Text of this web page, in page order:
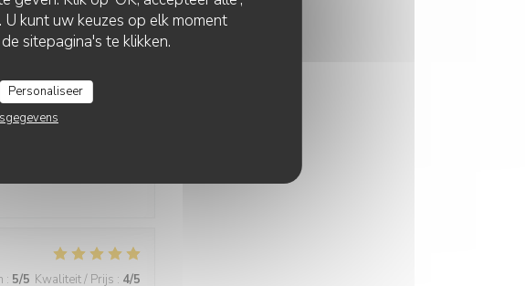
kunt uw keuzes op elk moment
sitepagina's te klikken.
Personaliseer
c'est certain.
parfait pour se
: 5/5 Kwaliteit / Prijs : 4/5